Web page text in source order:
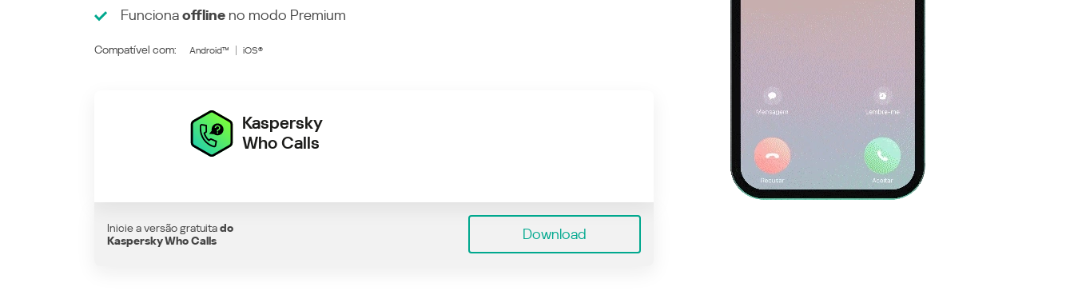
Funcionaoffline no modo Premium
Compatível com: Android™ iOS®
Kaspersky
Who Calls
Inicie a versão gratuitado
Kaspersky Who Calls
Download